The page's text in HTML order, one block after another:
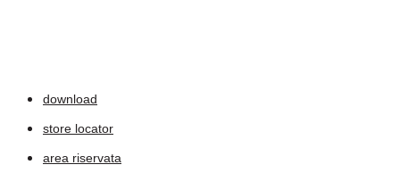
content
download
store locator
area riservata